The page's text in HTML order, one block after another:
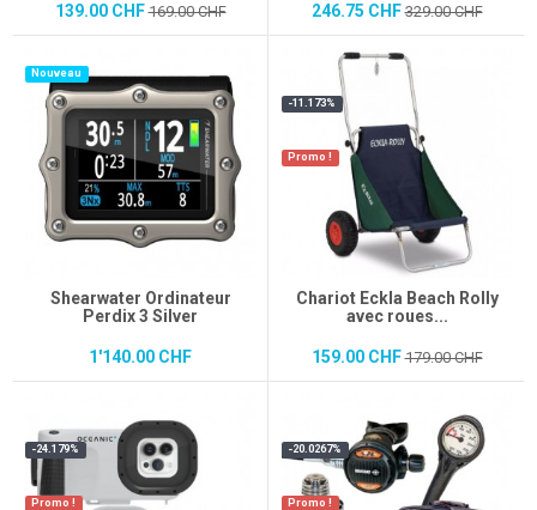
139.00 CHF169.00 CHF 246.75 CHF329.00 CHF
Nouveau
Shearwater Ordinateur
Perdix 3 Silver
1'140.00 CHF
Promo !
Chariot Eckla Beach Rolly
avec roues...
159.00 CHF179.00 CHF
-11.173%
Promo !
-24.179%
Promo !
-20.0267%